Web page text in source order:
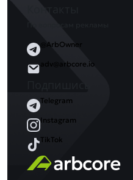
@ArbOwner
adv@arbcore.io
Telegram
Instagram
TikTok